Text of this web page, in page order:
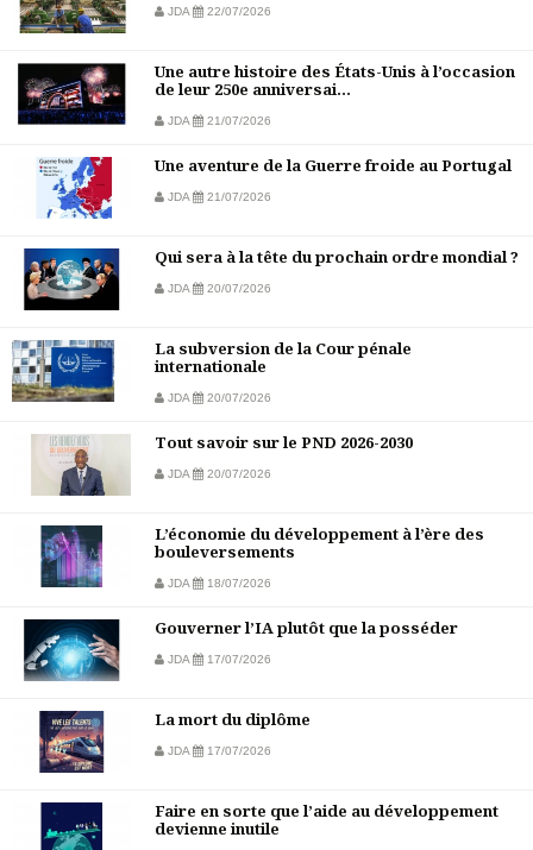
JDA 22/07/2026
Une autre histoire des États-Unis à l’occasion
de leur 250e anniversai...
JDA 21/07/2026
Une aventure de la Guerre froide au Portugal
JDA 21/07/2026
Qui sera à la tête du prochain ordre mondial ?
JDA 20/07/2026
La subversion de la Cour pénale
internationale
JDA 20/07/2026
Tout savoir sur le PND 2026-2030
JDA 20/07/2026
L’économie du développement à l’ère des
bouleversements
JDA 18/07/2026
Gouverner l’IA plutôt que la posséder
JDA 17/07/2026
La mort du diplôme
JDA 17/07/2026
Faire en sorte que l’aide au développement
devienne inutile